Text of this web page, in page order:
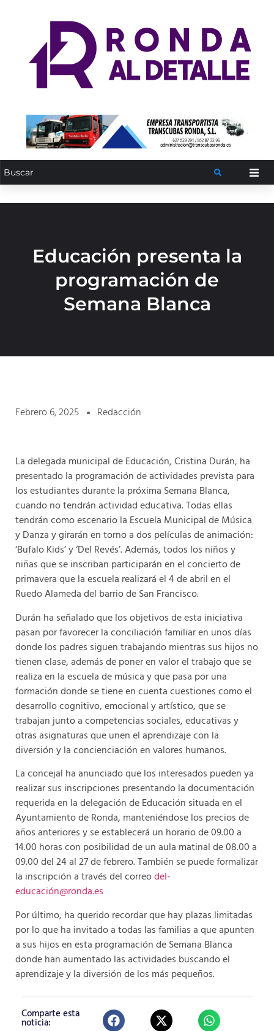
Educación presenta la
programación de
Semana Blanca
Febrero 6, 2025 Redacción
La delegada municipal de Educación, Cristina Durán, ha
presentado la programación de actividades prevista para
los estudiantes durante la próxima Semana Blanca,
cuando no tendrán actividad educativa. Todas ellas
tendrán como escenario la Escuela Municipal de Música
y Danza y girarán en torno a dos películas de animación:
‘Bufalo Kids’ y ‘Del Revés’. Además, todos los niños y
niñas que se inscriban participarán en el concierto de
primavera que la escuela realizará el 4 de abril en el
Ruedo Alameda del barrio de San Francisco.
Durán ha señalado que los objetivos de esta iniciativa
pasan por favorecer la conciliación familiar en unos días
donde los padres siguen trabajando mientras sus hijos no
tienen clase, además de poner en valor el trabajo que se
realiza en la escuela de música y que pasa por una
formación donde se tiene en cuenta cuestiones como el
desarrollo cognitivo, emocional y artístico, que se
trabajan junto a competencias sociales, educativas y
otras asignaturas que unen el aprendizaje con la
diversión y la concienciación en valores humanos.
La concejal ha anunciado que los interesados pueden ya
realizar sus inscripciones presentando la documentación
requerida en la delegación de Educación situada en el
Ayuntamiento de Ronda, manteniéndose los precios de
años anteriores y se establecerá un horario de 09.00 a
14.00 horas con posibilidad de un aula matinal de 08.00 a
09.00 del 24 al 27 de febrero. También se puede formalizar
la inscripción a través del correodel-
educación@ronda.es
Por último, ha querido recordar que hay plazas limitadas
por lo que ha invitado a todas las familias a que apunten
a sus hijos en esta programación de Semana Blanca
donde han aumentado las actividades buscando el
aprendizaje y la diversión de los más pequeños.
Comparte esta
noticia: